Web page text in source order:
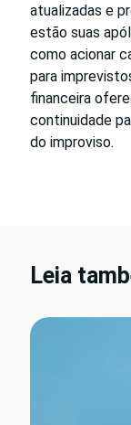
atualizadas e
estão suas
como acionar
para
financeira
continuidade
do improviso.
Leia